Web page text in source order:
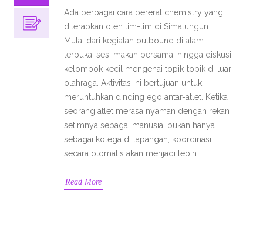
Ada berbagai cara pererat chemistry yang
diterapkan oleh tim-tim di Simalungun.
Mulai dari kegiatan outbound di alam
terbuka, sesi makan bersama, hingga diskusi
kelompok kecil mengenai topik-topik di luar
olahraga. Aktivitas ini bertujuan untuk
meruntuhkan dinding ego antar-atlet. Ketika
seorang atlet merasa nyaman dengan rekan
setimnya sebagai manusia, bukan hanya
sebagai kolega di lapangan, koordinasi
secara otomatis akan menjadi lebih
Read More